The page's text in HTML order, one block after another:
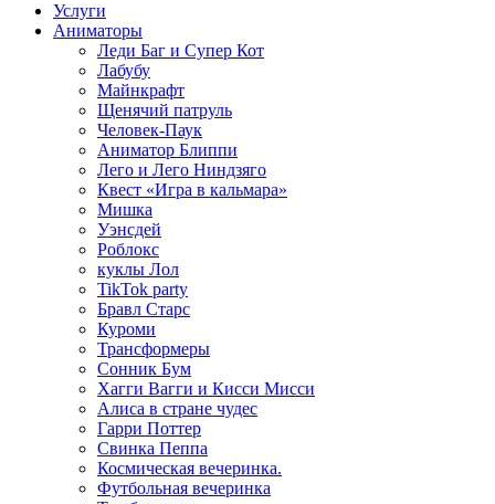
Услуги
Аниматоры
Леди Баг и Супер Кот
Лабубу
Майнкрафт
Щенячий патруль
Человек-Паук
Аниматор Блиппи
Лего и Лего Ниндзяго
Квест «Игра в кальмара»
Мишка
Уэнсдей
Роблокс
куклы Лол
TikTok party
Бравл Старс
Куроми
Трансформеры
Сонник Бум
Хагги Вагги и Кисси Мисси
Алиса в стране чудес
Гарри Поттер
Свинка Пеппа
Космическая вечеринка.
Футбольная вечеринка